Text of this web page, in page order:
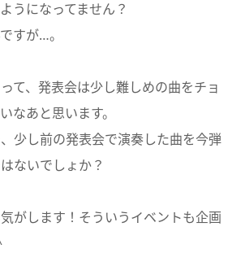
うになってません？
すが…。
て、発表会は少し難しめの曲をチョ
なあと思います。
少し前の発表会で演奏した曲を今弾
ないでしょか？
がします！そういうイベントも企画